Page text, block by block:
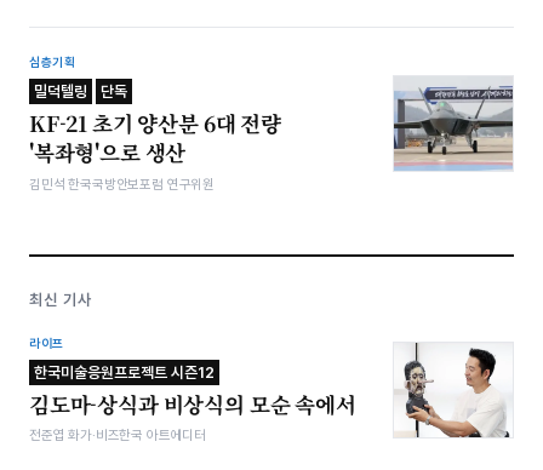
심층기획
밀덕텔링 단독
KF-21 초기 양산분 6대 전량
'복좌형'으로 생산
김민석 한국국방안보포럼 연구위원
최신 기사
라이프
한국미술응원프로젝트 시즌12
김도마-상식과 비상식의 모순 속에서
전준엽 화가·비즈한국 아트에디터